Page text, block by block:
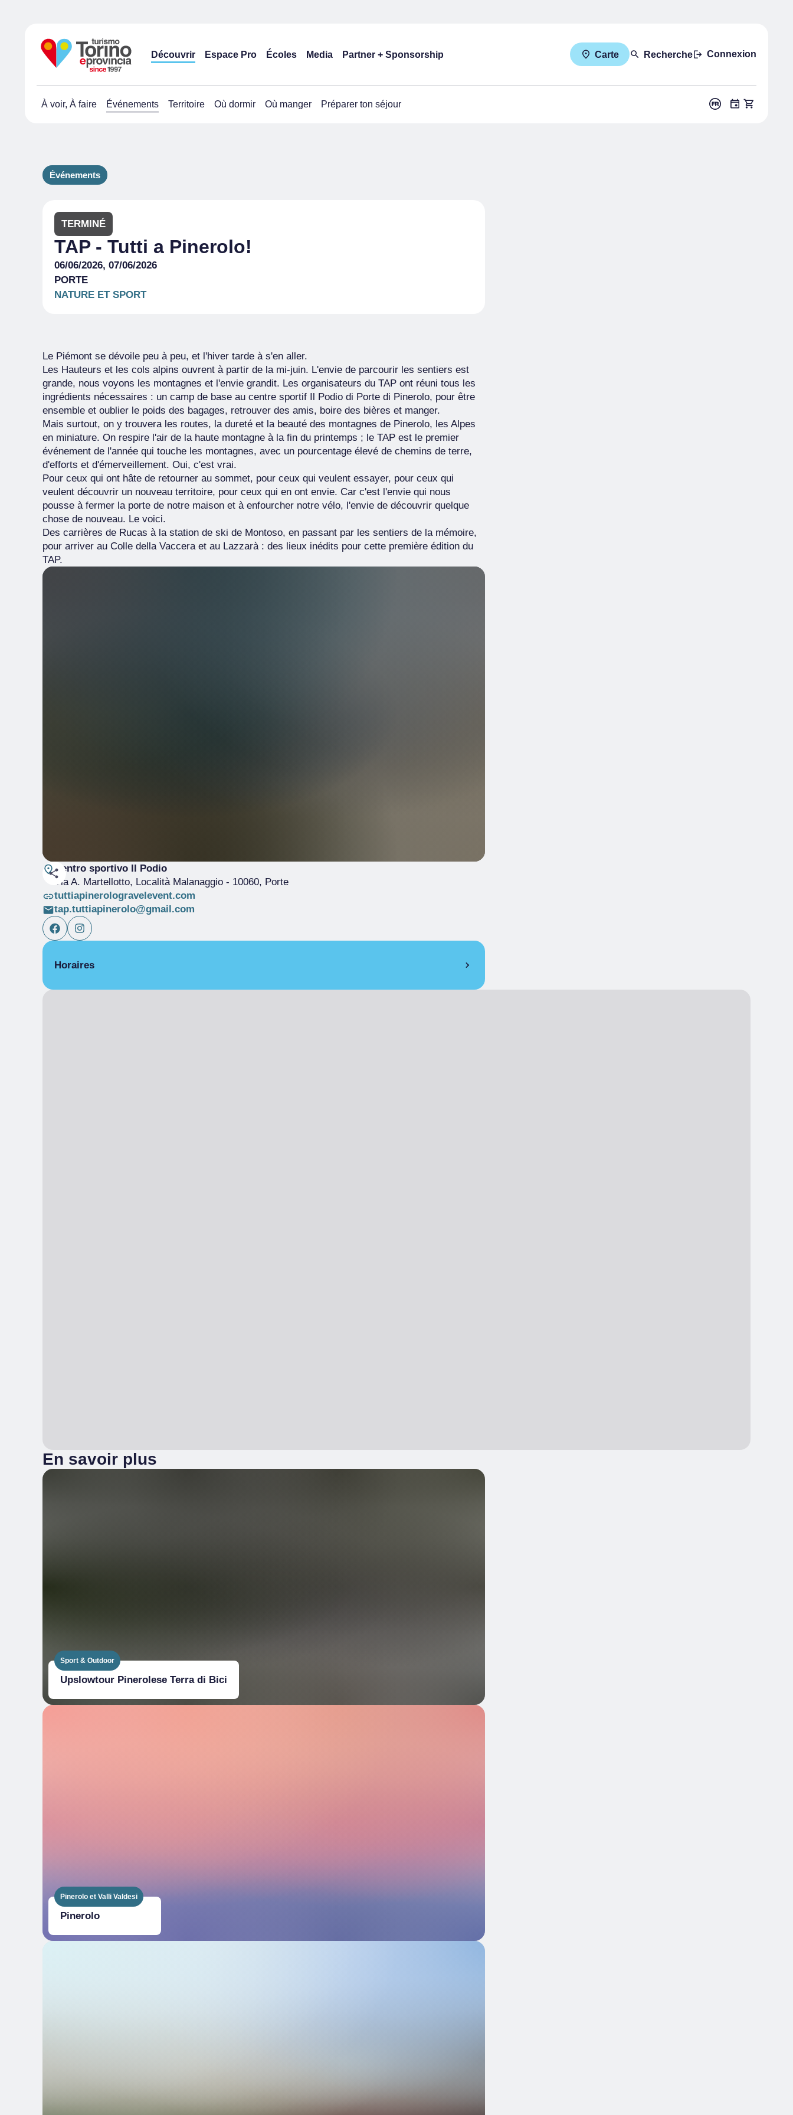
Découvrir Espace Pro Écoles Media Partner + Sponsorship Carte Recherche Connexion
À voir, À faire Événements Territoire Où dormir Où manger Préparer ton séjour
Événements
TERMINÉ
TAP - Tutti a Pinerolo!
06/06/2026, 07/06/2026
PORTE
NATURE ET SPORT
Le Piémont se dévoile peu à peu, et l'hiver tarde à s'en aller.
Les Hauteurs et les cols alpins ouvrent à partir de la mi-juin. L'envie de parcourir les sentiers est
grande, nous voyons les montagnes et l'envie grandit. Les organisateurs du TAP ont réuni tous les
ingrédients nécessaires : un camp de base au centre sportif Il Podio di Porte di Pinerolo, pour être
ensemble et oublier le poids des bagages, retrouver des amis, boire des bières et manger.
Mais surtout, on y trouvera les routes, la dureté et la beauté des montagnes de Pinerolo, les Alpes
en miniature. On respire l'air de la haute montagne à la fin du printemps ; le TAP est le premier
événement de l'année qui touche les montagnes, avec un pourcentage élevé de chemins de terre,
d'efforts et d'émerveillement. Oui, c'est vrai.
Pour ceux qui ont hâte de retourner au sommet, pour ceux qui veulent essayer, pour ceux qui
veulent découvrir un nouveau territoire, pour ceux qui en ont envie. Car c'est l'envie qui nous
pousse à fermer la porte de notre maison et à enfourcher notre vélo, l'envie de découvrir quelque
chose de nouveau. Le voici.
Des carrières de Rucas à la station de ski de Montoso, en passant par les sentiers de la mémoire,
pour arriver au Colle della Vaccera et au Lazzarà : des lieux inédits pour cette première édition du
TAP.
Centro sportivo Il Podio
Via A. Martellotto, Località Malanaggio- 10060, Porte
tuttiapinerologravelevent.com
tap.tuttiapinerolo@gmail.com
Horaires
En savoir plus
Sport & Outdoor
Upslowtour Pinerolese Terra di Bici
Pinerolo et Valli Valdesi
Pinerolo